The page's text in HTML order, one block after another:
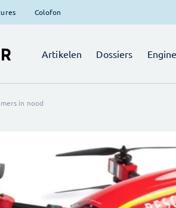
Colofon
Artikelen Dossiers
in nood